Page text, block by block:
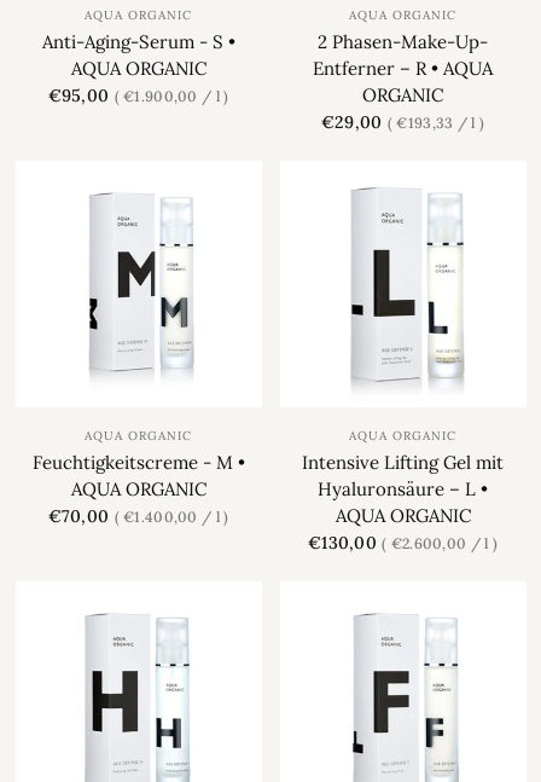
AQUA ORGANIC
Anti-Aging-Serum - S •
AQUA ORGANIC
€95,00 €1.900,00 / l
AQUA ORGANIC
2 Phasen-Make-Up-
Entferner – R • AQUA
ORGANIC
€29,00 €193,33 / l
AQUA ORGANIC
Feuchtigkeitscreme - M •
AQUA ORGANIC
€70,00 €1.400,00 / l
AQUA ORGANIC
Intensive Lifting Gel mit
Hyaluronsäure – L •
AQUA ORGANIC
€130,00 €2.600,00 / l